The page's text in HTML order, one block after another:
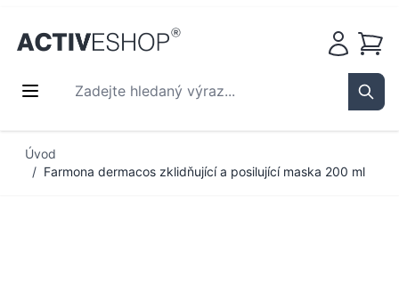
Zadejte hledaný výraz...
Košík
Úvod
/ Farmona dermacos zklidňující a posilující maska 200 ml